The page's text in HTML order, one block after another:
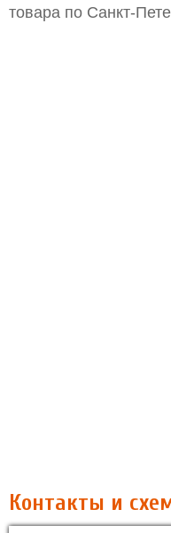
товара по Санкт-
Контакты и